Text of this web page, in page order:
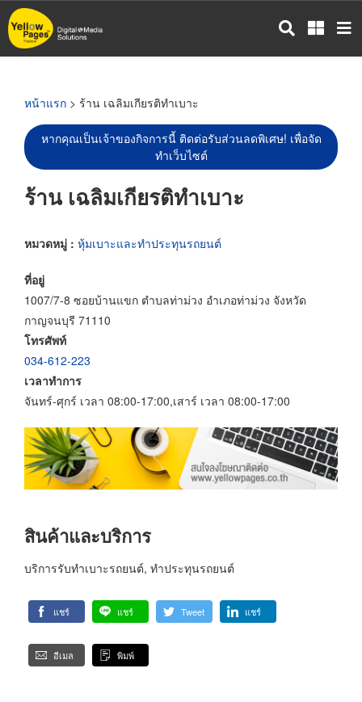
ข้าม
ไป
หน้าแรก > ร้าน เฉลิมเกียรติทำเบาะ
หากคุณเป็นเจ้าของกิจการนี้ ติดต่อรับส่วนลดพิเศษ! เพื่อจัด
ทำเว็บไซต์
ร้าน เฉลิมเกียรติทำเบาะ
หมวดหมู่ : หุ้มเบาะและทำประทุนรถยนต์
ที่อยู่
1007/7-8 ซอยบ้านแขก ตำบลท่าม่วง อำเภอท่าม่วง จังหวัด
กาญจนบุรี 71110
โทรศัพท์
034-612-223
เวลาทำการ
จันทร์-ศุกร์ เวลา 08:00-17:00,เสาร์ เวลา 08:00-17:00
สินค้าและบริการ
บริการรับทำเบาะรถยนต์, ทำประทุนรถยนต์
แชร์ แชร์ Tweet แชร์
อีเมล พิมพ์